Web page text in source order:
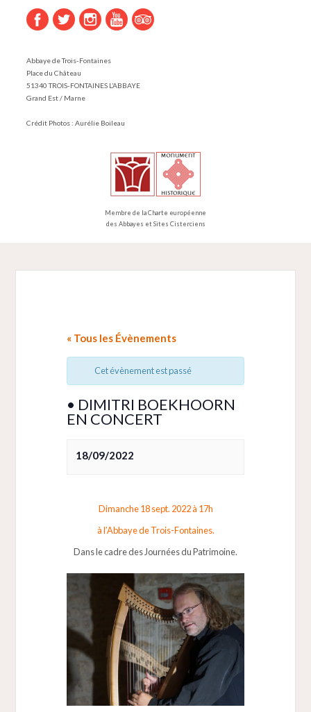
Abbaye de Trois-Fontaines
Place du Château
51340 TROIS-FONTAINES L’ABBAYE
Grand Est / Marne
Crédit Photos : Aurélie Boileau
Membre de la Charte européenne
des Abbayes et Sites Cisterciens
« Tous les Évènements
Cet évènement est passé
• DIMITRI BOEKHOORN
EN CONCERT
18/09/2022
Dimanche 18 sept. 2022 à 17h
à l’Abbaye de Trois-Fontaines.
Dans le cadre des Journées du Patrimoine.